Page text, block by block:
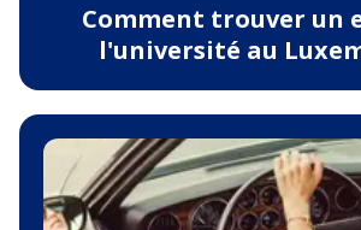
Comment trouver un
l'université au